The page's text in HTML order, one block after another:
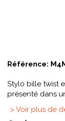
Référence:
Stylo bille twist
présenté dans
> Voir plus de